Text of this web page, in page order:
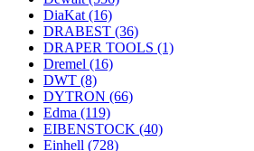
DiaKat (16)
DRABEST (36)
DRAPER TOOLS (1)
Dremel (16)
DWT (8)
DYTRON (66)
Edma (119)
EIBENSTOCK (40)
Einhell (728)